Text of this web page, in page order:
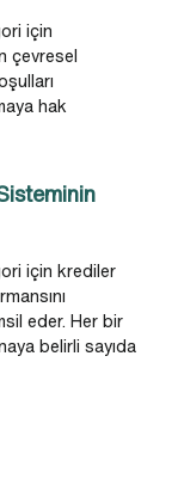
için
çevresel
hak
için krediler
eder. Her bir
belirli sayıda